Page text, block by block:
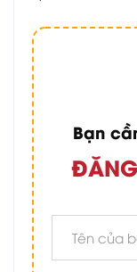
Bạn